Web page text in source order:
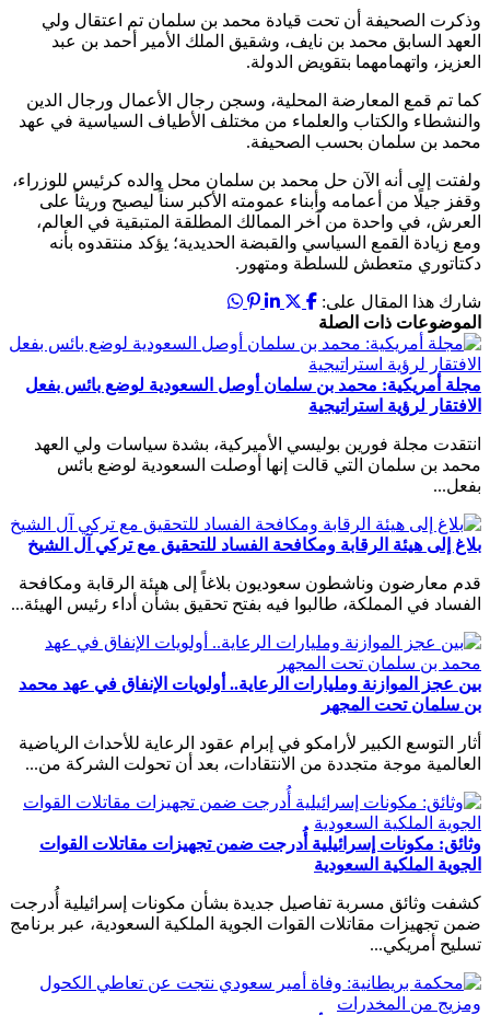
وذكرت الصحيفة أن تحت قيادة محمد بن سلمان تم اعتقال ولي
العهد السابق محمد بن نايف، وشقيق الملك الأمير أحمد بن عبد
العزيز، واتهمامهما بتقويض الدولة.
كما تم قمع المعارضة المحلية، وسجن رجال الأعمال ورجال الدين
والنشطاء والكتاب والعلماء من مختلف الأطياف السياسية في عهد
محمد بن سلمان بحسب الصحيفة.
ولفتت إلى أنه الآن حل محمد بن سلمان محل والده كرئيس للوزراء،
وقفز جيلًا من أعمامه وأبناء عمومته الأكبر سناً ليصبح وريثاً على
العرش، في واحدة من آخر الممالك المطلقة المتبقية في العالم،
ومع زيادة القمع السياسي والقبضة الحديدية؛ يؤكد منتقدوه بأنه
دكتاتوري متعطش للسلطة ومتهور.
شارك هذا المقال على:
الموضوعات ذات الصلة
مجلة أمريكية: محمد بن سلمان أوصل السعودية لوضع بائس بفعل
الافتقار لرؤية استراتيجية
انتقدت مجلة فورين بوليسي الأميركية، بشدة سياسات ولي العهد
محمد بن سلمان التي قالت إنها أوصلت السعودية لوضع بائس
بفعل...
بلاغ إلى هيئة الرقابة ومكافحة الفساد للتحقيق مع تركي آل الشيخ
قدم معارضون وناشطون سعوديون بلاغاً إلى هيئة الرقابة ومكافحة
الفساد في المملكة، طالبوا فيه بفتح تحقيق بشأن أداء رئيس الهيئة...
بين عجز الموازنة ومليارات الرعاية.. أولويات الإنفاق في عهد محمد
بن سلمان تحت المجهر
أثار التوسع الكبير لأرامكو في إبرام عقود الرعاية للأحداث الرياضية
العالمية موجة متجددة من الانتقادات، بعد أن تحولت الشركة من...
وثائق: مكونات إسرائيلية أُدرجت ضمن تجهيزات مقاتلات القوات
الجوية الملكية السعودية
كشفت وثائق مسربة تفاصيل جديدة بشأن مكونات إسرائيلية أُدرجت
ضمن تجهيزات مقاتلات القوات الجوية الملكية السعودية، عبر برنامج
تسليح أمريكي...